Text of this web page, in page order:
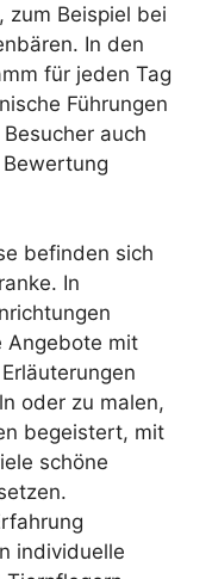
zum Beispiel bei
In den
für jeden Tag
Führungen
auch
befinden sich
In
Angebote mit
oder zu malen,
begeistert, mit
schöne
individuelle